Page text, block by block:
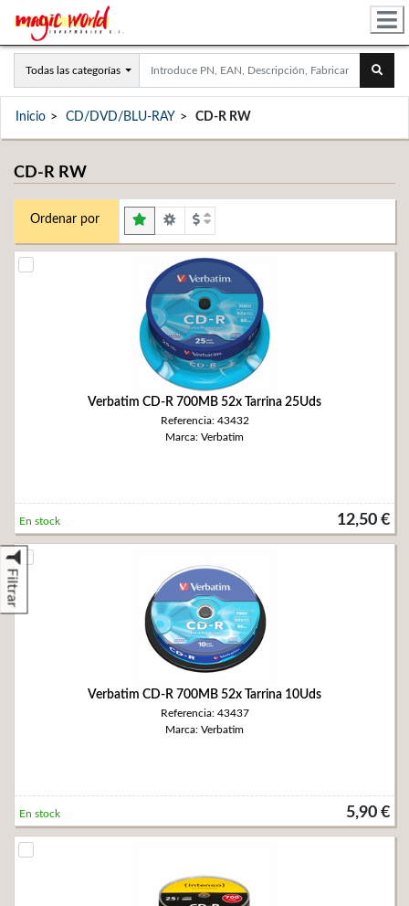
Todas las categorías
Inicio CD/DVD/BLU-RAY CD-R RW
CD-R RW
Filtrar
Ordenar por
Verbatim CD-R 700MB 52x Tarrina 25Uds
Referencia: 43432
Marca: Verbatim
12,50 €
En stock
Verbatim CD-R 700MB 52x Tarrina 10Uds
Referencia: 43437
Marca: Verbatim
5,90 €
En stock